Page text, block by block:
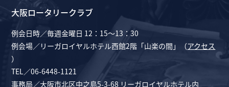
大阪ロータリークラブ
例会日時／毎週金曜日 12：15～13：30
例会場／リーガロイヤルホテル西館2階「山楽の間」（アクセス
）
TEL／06-6448-1121
事務局／大阪市北区中之島5-3-68 リーガロイヤルホテル内